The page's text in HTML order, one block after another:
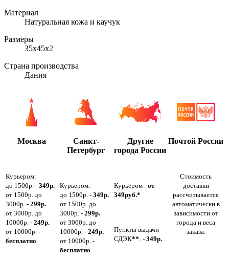
Материал
Натуральная кожа и каучук
Размеры
35х45х2
Страна производства
Дания
Москва
Курьером:
до 1500р. - 349р.
от 1500р. до
3000р. - 299р.
от 3000р. до
10000р. - 249р.
от 10000р. -
бесплатно
Санкт-
Петербург
Курьером:
до 1500р. - 349р.
от 1500р. до
3000р. - 299р.
от 3000р. до
10000р. - 249р.
от 10000р. -
бесплатно
Другие
города России
Курьером - от
349руб.*
Пункты выдачи
СДЭК**: - 349р.
Почтой России
Стоимость
доставки
рассчитывается
автоматически в
зависимости от
города и веса
заказа.